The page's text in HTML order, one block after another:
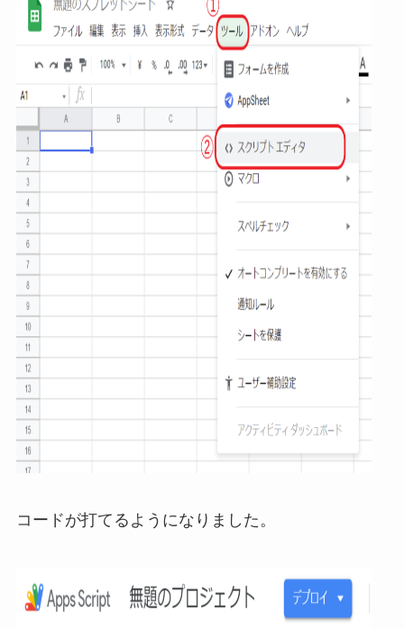
コードが打てるようになりました。